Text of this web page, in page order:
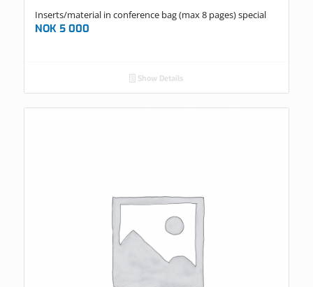
Inserts/material in conference bag (max 8 pages) special
NOK5 000
Show Details